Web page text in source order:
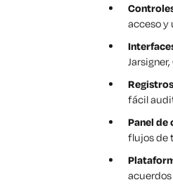
acceso y
fácil
Panel
flujos de